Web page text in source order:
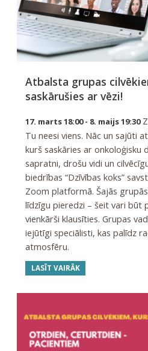
Atbalsta grupas
saskārušies ar vēzi!
17. marts 18:00 - 8. maijs 19:30
Tu neesi viens. Nāc un sajūti
kurš saskāries ar onkoloģisku
sapratni, drošu vidi un
biedrības “Dzīvības koks”
Zoom platformā. Šajās
līdzīgu pieredzi – šeit vari būt
vienkārši klausīties. Grupas
iejūtīgi speciālisti, kas palīdz
atmosfēru.
LASĪT VAIRĀK